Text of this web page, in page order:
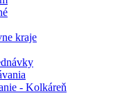
kraje
- Kolkáreň